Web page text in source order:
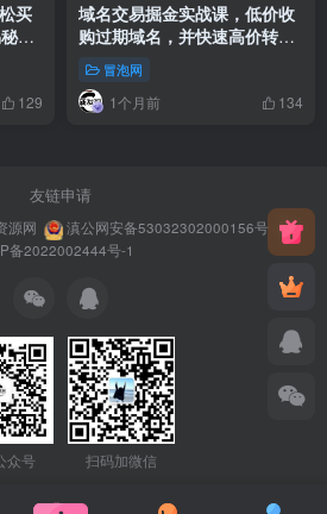
买
129
域名交易掘金实战课，低价收
购过期域名，并快速高价转
售，賺取丰厚利润【原创双语
字幕】
冒泡网
1个月前 134
友链申请
源网 滇公网安备53032302000156号
滇
备2022002444号-1
众号 扫码加微信